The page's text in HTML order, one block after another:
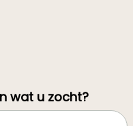
wat u zocht?